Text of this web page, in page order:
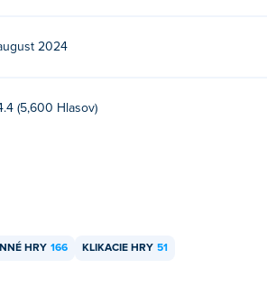
2024
(5,600 Hlasov)
HRY 166 KLIKACIE HRY 51